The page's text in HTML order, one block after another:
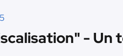
- Un